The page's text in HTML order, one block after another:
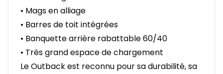
• Mags en alliage
• Barres de toit intégrées
• Banquette arrière rabattable 60/40
• Très grand espace de chargement
Le Outback est reconnu pour sa durabilité, sa